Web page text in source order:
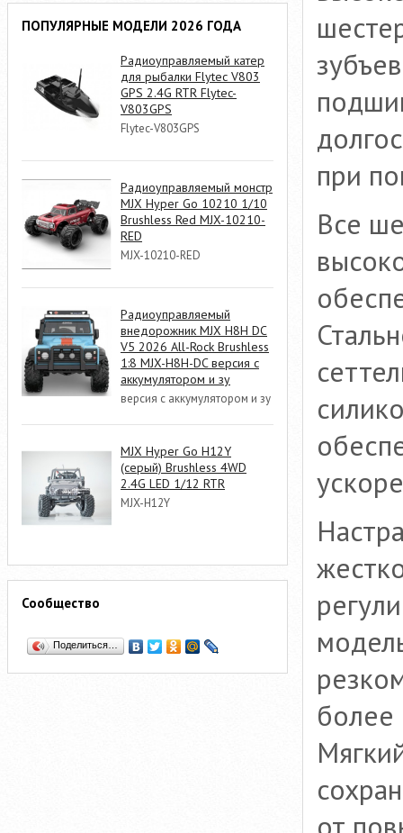
ПОПУЛЯРНЫЕ МОДЕЛИ 2026 ГОДА
Радиоуправляемый катер
для рыбалки Flytec V803
GPS 2.4G RTR Flytec-
V803GPS
Flytec-V803GPS
Радиоуправляемый монстр
MJX Hyper Go 10210 1/10
Brushless Red MJX-10210-
RED
MJX-10210-RED
Радиоуправляемый
внедорожник MJX H8H DC
V5 2026 All-Rock Brushless
1:8 MJX-H8H-DC версия с
аккумулятором и зу
версия с аккумулятором и зу
MJX Hyper Go H12Y
(серый) Brushless 4WD
2.4G LED 1/12 RTR
MJX-H12Y
Сообщество
Поделиться…
при
Все
более